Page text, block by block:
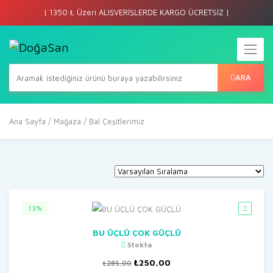
| 1350 ₺ Üzeri ALIŞVERİŞLERDE KARGO ÜCRETSİZ |
ARA
Ana Sayfa / Mağaza / Bal Çeşitlerimiz
13%
BU ÜÇLÜ ÇOK GÜÇLÜ
Stokta
₺285,00 Orijinal
₺250,00Şu